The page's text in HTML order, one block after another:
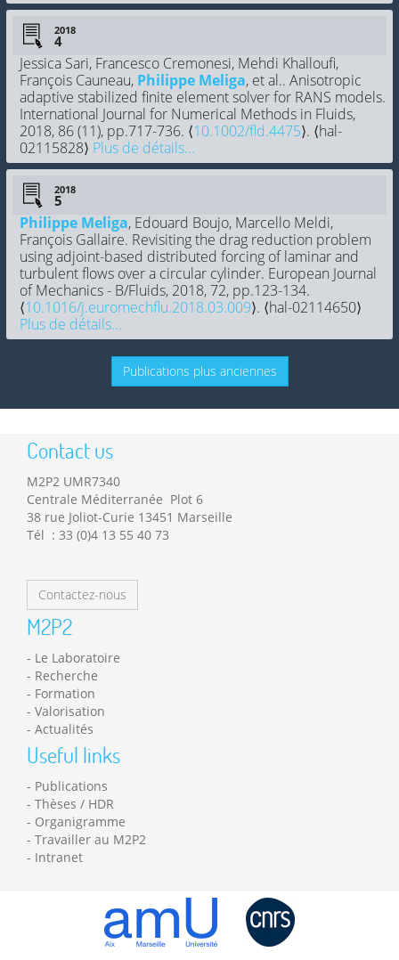
2018
Jessica Sari, Francesco Cremonesi, Mehdi Khalloufi,
François Cauneau, Philippe Meliga, et al.. Anisotropic
adaptive stabilized finite element solver for RANS models.
International Journal for Numerical Methods in Fluids,
2018, 86 (11), pp.717-736. ⟨10.1002/fld.4475⟩. ⟨hal-
02115828⟩ Plus de détails...
2018
Philippe Meliga, Edouard Boujo, Marcello Meldi,
François Gallaire. Revisiting the drag reduction problem
using adjoint-based distributed forcing of laminar and
turbulent flows over a circular cylinder. European Journal
of Mechanics - B/Fluids, 2018, 72, pp.123-134.
⟨10.1016/j.euromechflu.2018.03.009⟩. ⟨hal-02114650⟩
Plus de détails...
Publications plus anciennes
Contact us
M2P2 UMR7340
Centrale Méditerranée Plot 6
38 rue Joliot-Curie 13451 Marseille
Tél : 33 (0)4 13 55 40 73
Contactez-nous
M2P2
Le Laboratoire
Recherche
Formation
Valorisation
Actualités
Useful links
Publications
Thèses / HDR
Organigramme
Travailler au M2P2
Intranet